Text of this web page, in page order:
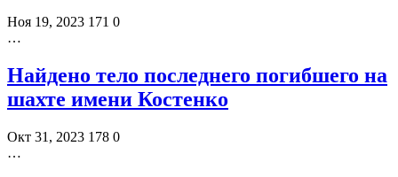
Ноя 19, 2023 171 0
…
Найдено тело последнего погибшего на
шахте имени Костенко
Окт 31, 2023 178 0
…